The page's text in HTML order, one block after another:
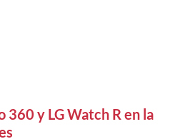
360 y LG Watch R en la